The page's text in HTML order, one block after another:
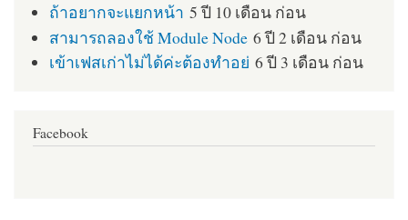
ถ้าอยากจะแยกหน้า 5 ปี 10 เดือน ก่อน
สามารถลองใช้ Module Node 6 ปี 2 เดือน ก่อน
เข้าเฟสเก่าไม่ได้ค่ะต้องทำอย่ 6 ปี 3 เดือน ก่อน
Facebook